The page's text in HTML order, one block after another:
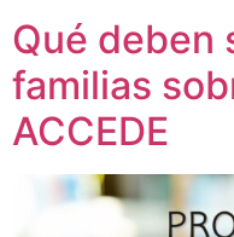
Qué deben
familias
ACCEDE